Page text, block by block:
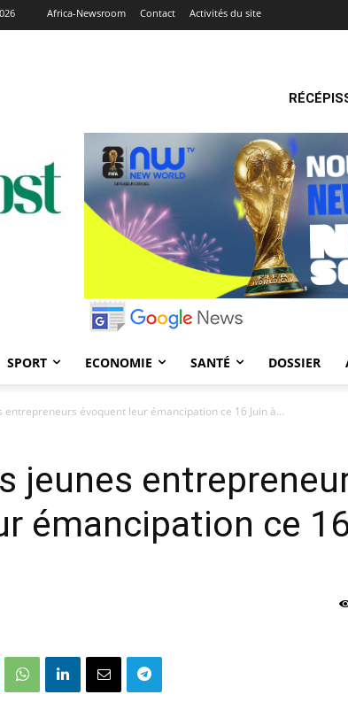
Africa-Newsroom Contact Activités du site
SPORT ECONOMIE SANTÉ DOSSIER
entrepreneurs évoquent leur émancipation ce 16 Juin à...
jeunes
émancipation ce